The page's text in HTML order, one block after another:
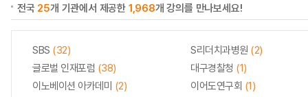
전국 25개 기관에서 제공한 1,968개 강의를 만나보세요!
SBS (32) S리더치과병원 (2)
글로벌 인재포럼 (38) 대구경찰청 (1)
이노베이션 아카데미 (2) 이어도연구회 (1)